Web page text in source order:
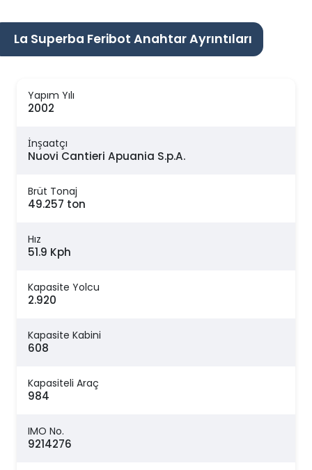
La Superba Feribot Anahtar Ayrıntıları
Yapım Yılı
2002
İnşaatçı
Nuovi Cantieri Apuania S.p.A.
Brüt Tonaj
49.257 ton
Hız
51.9 Kph
Kapasite Yolcu
2.920
Kapasite Kabini
608
Kapasiteli Araç
984
IMO No.
9214276